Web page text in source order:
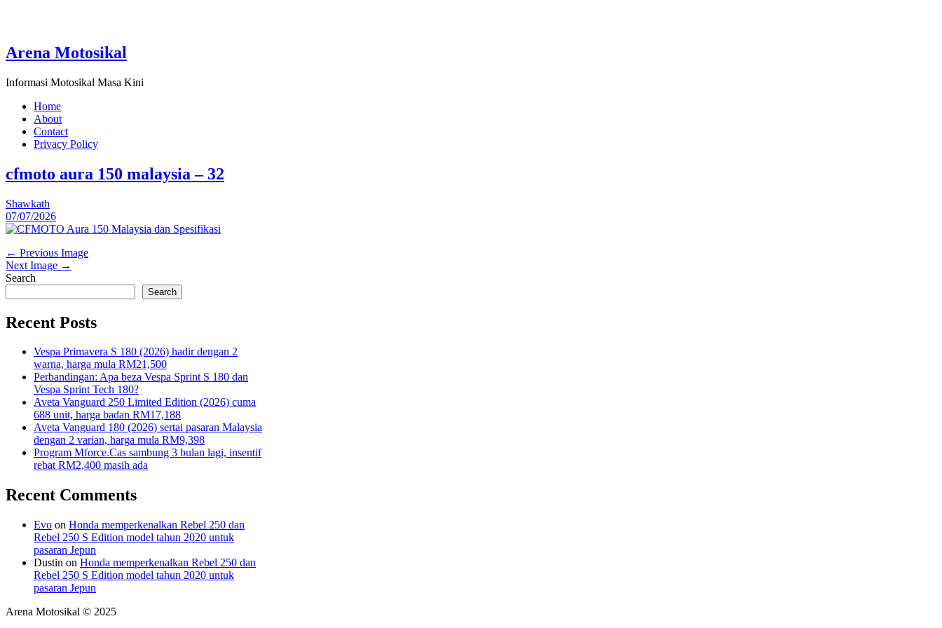
Arena Motosikal
Informasi Motosikal Masa Kini
Home
About
Contact
Privacy Policy
cfmoto aura 150 malaysia – 32
Shawkath
07/07/2026
← Previous Image
Next Image →
Search
Search
Recent Posts
Vespa Primavera S 180 (2026) hadir dengan 2
warna, harga mula RM21,500
Perbandingan: Apa beza Vespa Sprint S 180 dan
Vespa Sprint Tech 180?
Aveta Vanguard 250 Limited Edition (2026) cuma
688 unit, harga badan RM17,188
Aveta Vanguard 180 (2026) sertai pasaran Malaysia
dengan 2 varian, harga mula RM9,398
Program Mforce.Cas sambung 3 bulan lagi, insentif
rebat RM2,400 masih ada
Recent Comments
Evo on Honda memperkenalkan Rebel 250 dan
Rebel 250 S Edition model tahun 2020 untuk
pasaran Jepun
Dustin on Honda memperkenalkan Rebel 250 dan
Rebel 250 S Edition model tahun 2020 untuk
pasaran Jepun
Arena Motosikal © 2025